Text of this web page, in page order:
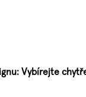
Vybírejte